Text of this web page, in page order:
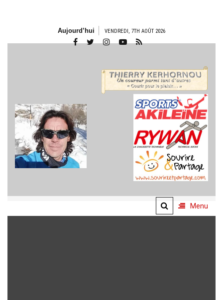
Aujourd’hui VENDREDI, 7TH AOÛT 2026
THIERRY
KERHORNOU
Menu